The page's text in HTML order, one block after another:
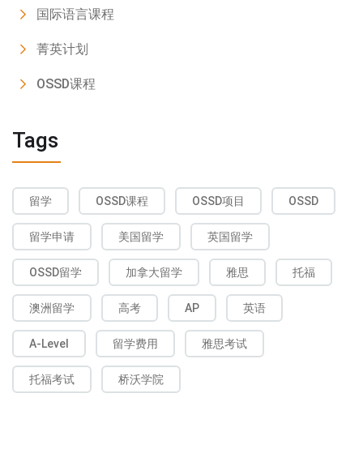
国际语言课程
菁英计划
OSSD课程
Tags
留学 OSSD课程 OSSD项目 OSSD
留学申请 美国留学 英国留学
OSSD留学 加拿大留学 雅思 托福
澳洲留学 高考 AP 英语
A-Level 留学费用 雅思考试
托福考试 桥沃学院